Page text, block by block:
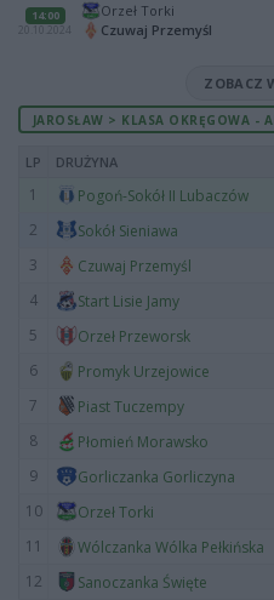
14:00
20.10.2024
Orzeł Torki
Czuwaj Przemyśl
ZOBACZ
JAROSŁAW > KLASA OKRĘGOWA -
LP DRUŻYNA
1 Pogoń-Sokół II Lubaczów
2
Sokół Sieniawa
3
Czuwaj Przemyśl
4
Start Lisie Jamy
5
Orzeł Przeworsk
6
Promyk Urzejowice
7
Piast Tuczempy
8
Płomień Morawsko
9
Gorliczanka Gorliczyna
10
Orzeł Torki
11
Wólczanka Wólka Pełkińska
12
Sanoczanka Święte